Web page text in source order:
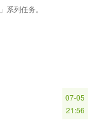
系列任务。
07-05
21:56